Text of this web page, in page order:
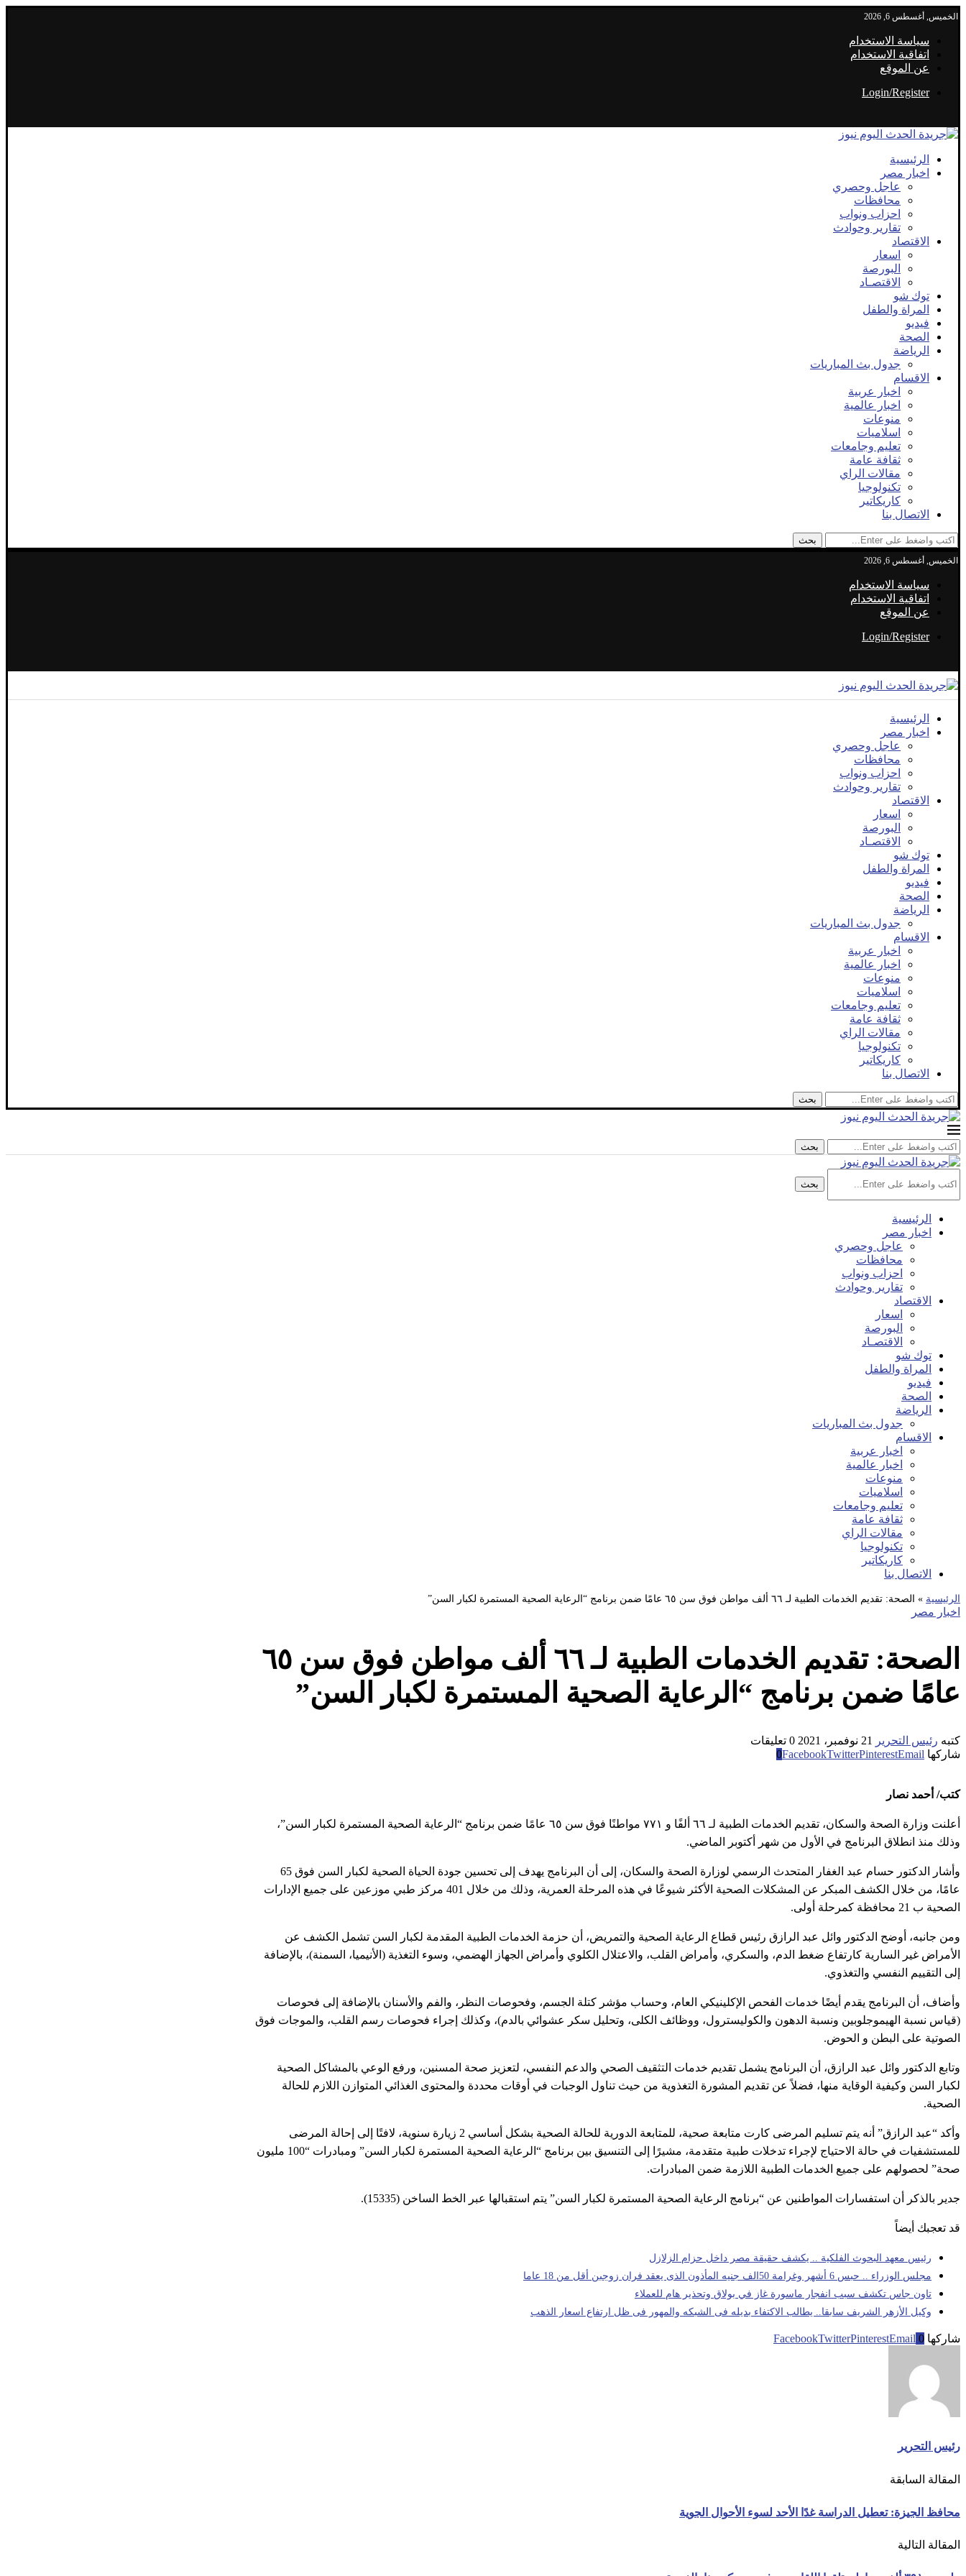
الخميس, أغسطس 6, 2026
سياسة الاستخدام
اتفاقية الاستخدام
عن الموقع
Login/Register
الرئيسية
اخبار مصر
عاجل وحصري
محافظات
احزاب ونواب
تقارير وحوادث
الاقتصاد
اسعار
البورصة
الاقتصـاد
توك شو
المراة والطفل
فيديو
الصحة
الرياضة
جدول بث المباريات
الاقسام
اخبار عربية
اخبار عالمية
منوعات
اسلاميات
تعليم وجامعات
ثقافة عامة
مقالات الراي
تكنولوجيا
كاريكاتير
الاتصال بنا
بحث
الخميس, أغسطس 6, 2026
سياسة الاستخدام
اتفاقية الاستخدام
عن الموقع
Login/Register
الرئيسية
اخبار مصر
عاجل وحصري
محافظات
احزاب ونواب
تقارير وحوادث
الاقتصاد
اسعار
البورصة
الاقتصـاد
توك شو
المراة والطفل
فيديو
الصحة
الرياضة
جدول بث المباريات
الاقسام
اخبار عربية
اخبار عالمية
منوعات
اسلاميات
تعليم وجامعات
ثقافة عامة
مقالات الراي
تكنولوجيا
كاريكاتير
الاتصال بنا
بحث
بحث
بحث
الرئيسية
اخبار مصر
عاجل وحصري
محافظات
احزاب ونواب
تقارير وحوادث
الاقتصاد
اسعار
البورصة
الاقتصـاد
توك شو
المراة والطفل
فيديو
الصحة
الرياضة
جدول بث المباريات
الاقسام
اخبار عربية
اخبار عالمية
منوعات
اسلاميات
تعليم وجامعات
ثقافة عامة
مقالات الراي
تكنولوجيا
كاريكاتير
الاتصال بنا
الرئيسية » الصحة: تقديم الخدمات الطبية لـ ٦٦ ألف مواطن فوق سن ٦٥ عامًا ضمن برنامج “الرعاية الصحية المستمرة لكبار السن”
اخبار مصر
الصحة: تقديم الخدمات الطبية لـ ٦٦ ألف مواطن فوق سن ٦٥
عامًا ضمن برنامج “الرعاية الصحية المستمرة لكبار السن”
كتبه رئيس التحرير 21 نوفمبر، 2021
0 تعليقات
شاركها
0FacebookTwitterPinterestEmail
كتب/ أحمد نصار
أعلنت وزارة الصحة والسكان، تقديم الخدمات الطبية لـ ٦٦ ألفًا و ٧٧١ مواطنًا فوق سن ٦٥ عامًا ضمن برنامج “الرعاية الصحية المستمرة لكبار السن”،
وذلك منذ انطلاق البرنامج في الأول من شهر أكتوبر الماضي.
وأشار الدكتور حسام عبد الغفار المتحدث الرسمي لوزارة الصحة والسكان، إلى أن البرنامج يهدف إلى تحسين جودة الحياة الصحية لكبار السن فوق 65
عامًا، من خلال الكشف المبكر عن المشكلات الصحية الأكثر شيوعًا في هذه المرحلة العمرية، وذلك من خلال 401 مركز طبي موزعين على جميع الإدارات
الصحية ب 21 محافظة كمرحلة أولى.
ومن جانبه، أوضح الدكتور وائل عبد الرازق رئيس قطاع الرعاية الصحية والتمريض، أن حزمة الخدمات الطبية المقدمة لكبار السن تشمل الكشف عن
الأمراض غير السارية كارتفاع ضغط الدم، والسكري، وأمراض القلب، والاعتلال الكلوي وأمراض الجهاز الهضمي، وسوء التغذية (الأنيميا، السمنة)، بالإضافة
إلى التقييم النفسي والتغذوي.
وأضاف، أن البرنامج يقدم أيضًا خدمات الفحص الإكلينيكي العام، وحساب مؤشر كتلة الجسم، وفحوصات النظر، والفم والأسنان بالإضافة إلى فحوصات
(قياس نسبة الهيموجلوبين ونسبة الدهون والكوليسترول، ووظائف الكلى، وتحليل سكر عشوائي بالدم)، وكذلك إجراء فحوصات رسم القلب، والموجات فوق
الصوتية على البطن و الحوض.
وتابع الدكتور وائل عبد الرازق، أن البرنامج يشمل تقديم خدمات التثقيف الصحي والدعم النفسي، لتعزيز صحة المسنين، ورفع الوعي بالمشاكل الصحية
لكبار السن وكيفية الوقاية منها، فضلاً عن تقديم المشورة التغذوية من حيث تناول الوجبات في أوقات محددة والمحتوى الغذائي المتوازن اللازم للحالة
الصحية.
وأكد “عبد الرازق” أنه يتم تسليم المرضى كارت متابعة صحية، للمتابعة الدورية للحالة الصحية بشكل أساسي 2 زيارة سنوية، لافتًا إلى إحالة المرضى
للمستشفيات في حالة الاحتياج لإجراء تدخلات طبية متقدمة، مشيرًا إلى التنسيق بين برنامج “الرعاية الصحية المستمرة لكبار السن” ومبادرات “100 مليون
صحة” لحصولهم على جميع الخدمات الطبية اللازمة ضمن المبادرات.
جدير بالذكر أن استفسارات المواطنين عن “برنامج الرعاية الصحية المستمرة لكبار السن” يتم استقبالها عبر الخط الساخن (15335).
قد تعجبك أيضاً
رئيس معهد البحوث الفلكية .. يكشف حقيقة مصر داخل حزام الزلازل
مجلس الوزراء .. حبس 6 أشهر وغرامة 50الف جنيه المأذون الذى يعقد فران زوجبن أقل من 18 عاما
تاون جاس تكشف سبب انفجار ماسورة غاز في بولاق وتحذير هام للعملاء
وكيل الأزهر الشريف سابقا.. يطالب الاكتفاء بديله فى الشبكه والمهور فى ظل ارتفاع اسعار الذهب
شاركها 0
FacebookTwitterPinterestEmail
رئيس التحرير
المقالة السابقة
محافظ الجيزة: تعطيل الدراسة غدًا الأحد لسوء الأحوال الجوية
المقالة التالية